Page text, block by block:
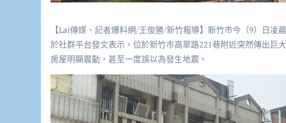
【Lai傳媒、記者爆料網/王俊勝/新竹報導】新竹市今（9）日凌
於社群平台發文表示，位於新竹市高翠路221巷附近突然傳出巨
房屋明顯震動，甚至一度誤以為發生地震。